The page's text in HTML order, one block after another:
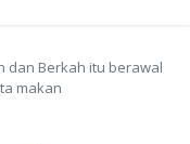
dan Berkah itu berawal
makan